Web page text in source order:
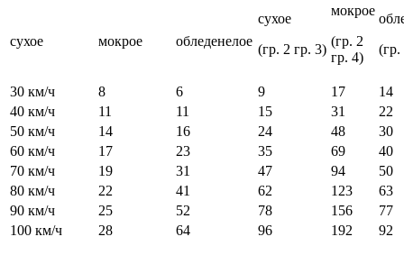
сухое мокрое обледенелое
сухое
(гр. 2 гр. 3)
мокрое
(гр. 2
гр. 4)
(гр.
30 км/ч 8 6 9 17
14
40 км/ч
11 11 15 31
22
50 км/ч
14 16 24 48
30
60 км/ч
17 23 35 69
40
70 км/ч
19 31 47 94
50
80 км/ч
22 41 62 123
63
90 км/ч
25 52 78 156
77
100 км/ч
28 64 96 192 92